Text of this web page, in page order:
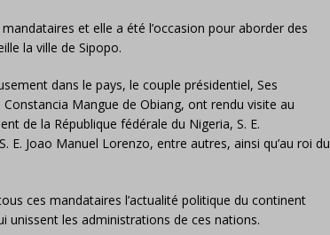
et elle a été l’occasion pour aborder des
la ville de Sipopo.
dans le pays, le couple présidentiel, Ses
Mangue de Obiang, ont rendu visite au
de la République fédérale du Nigeria, S. E.
E. Joao Manuel Lorenzo, entre autres, ainsi qu’au roi du
ces mandataires l’actualité politique du continent
unissent les administrations de ces nations.